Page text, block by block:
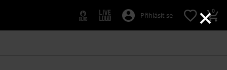
×
Přihlásit se 0